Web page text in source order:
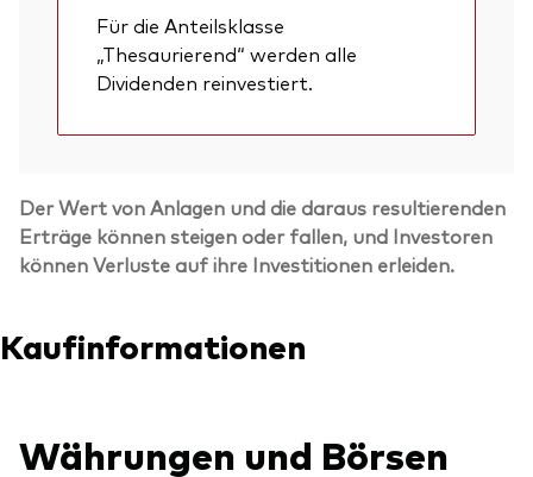
Für die Anteilsklasse
„Thesaurierend“ werden alle
Dividenden reinvestiert.
Der Wert von Anlagen und die daraus resultierenden
Erträge können steigen oder fallen, und Investoren
können Verluste auf ihre Investitionen erleiden.
Kaufinformationen
Währungen und Börsen